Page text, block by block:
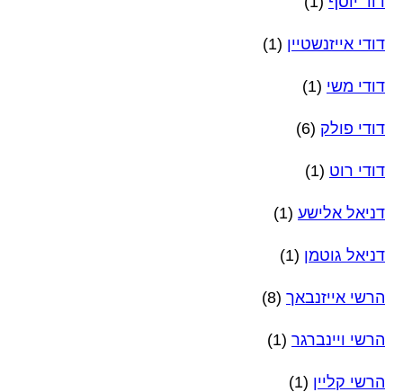
דודי אייזנשטיין (1)
דודי משי (1)
דודי פולק (6)
דודי רוט (1)
דניאל אלישע (1)
דניאל גוטמן (1)
הרשי אייזנבאך (8)
הרשי ויינברגר (1)
הרשי קליין (1)